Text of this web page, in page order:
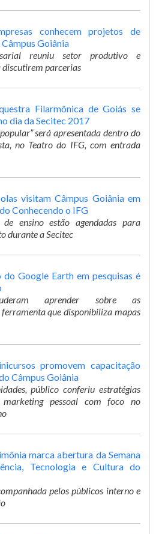
conhecem projetos de
Goiânia
reuniu setor produtivo e
discutirem parcerias
Filarmônica de Goiás se
dia da Secitec 2017
será apresentada dentro do
no Teatro do IFG, com entrada
visitam Câmpus Goiânia em
Conhecendo o IFG
ensino estão agendadas para
durante a Secitec
do Google Earth em pesquisas é
aprender sobre as
que disponibiliza mapas
promovem capacitação
Câmpus Goiânia
público conferiu estratégias
marketing pessoal com foco no
marca abertura da Semana
Tecnologia e Cultura do
pelos públicos interno e